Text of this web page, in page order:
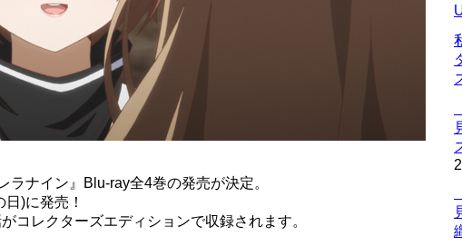
ラナイン』Blu-ray全4巻の発売が決定。
)に発売！
コレクターズエディションで収録されます。